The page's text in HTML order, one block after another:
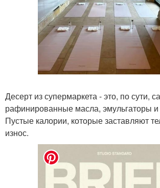
Десерт из супермаркета - это, по сути,
рафинированные масла, эмульгаторы
Пустые калории, которые заставляют
износ.